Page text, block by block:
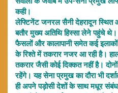
कही।
लेफ्टिनेंट जनरल सैनी देहरादून स्थित
बतौर मुख्य अतिथि हिस्सा लेने पहुंचे
फैसलों और कालापानी समेत कई
के रिश्ते में तकरार नजर आ रही है।
तकरार जैसी कोई दिक्कत नहीं है।
रहेंगे। यह सेना प्रमुख का दौरा भी
ही अपने पड़ोसी देशों के साथ मधूर